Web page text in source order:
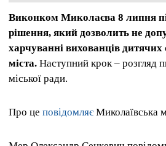
Виконком Миколаєва 8 липня
рішення, який дозволить не
харчуванні вихованців дитячих
міста. Наступний крок – розгляд
міської ради.
Про це повідомляє Миколаївська